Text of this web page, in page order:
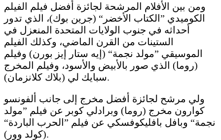
ومن بين الأفلام المرشحة لجائزة أفضل فيلم الفيلم
الكوميدي ”الكتاب الأخضر“ (جرين بوك)، الذي تدور
أحداثه في جنوب الولايات المتحدة المنعزل في
الستينات من القرن الماضي، وكذلك الفيلم
الموسيقي ”مولد نجمة“ (إيه ستار إيز بورن) وفيلم
(روما) الذي صور بالأبيض والأسود، وفيلم المخرج
سبايك لي (بلاك كلانزمان).
ولي مرشح لجائزة أفضل مخرج إلى جانب ألفونسو
كوارون مخرج (روما) وبرادلي كوبر عن فيلم ”مولد
نجمة“ وبافل بافليكوفسكي عن فيلم ”الحرب الباردة“
(كولد وور).